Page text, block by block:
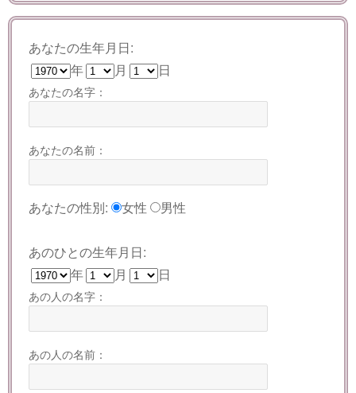
あなたの生年月日:
年
月 日
あなたの名字：
あなたの名前：
あなたの性別: 女性 男性
あのひとの生年月日:
年
月 日
あの人の名字：
あの人の名前：